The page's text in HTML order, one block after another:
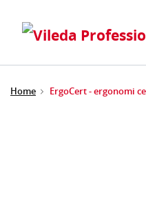
Home ErgoCert - ergonomi